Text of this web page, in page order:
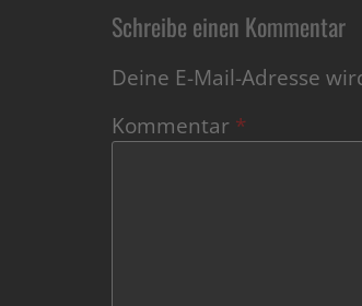
Schreibe einen Kommentar
Deine E-Mail-Adresse
Kommentar *